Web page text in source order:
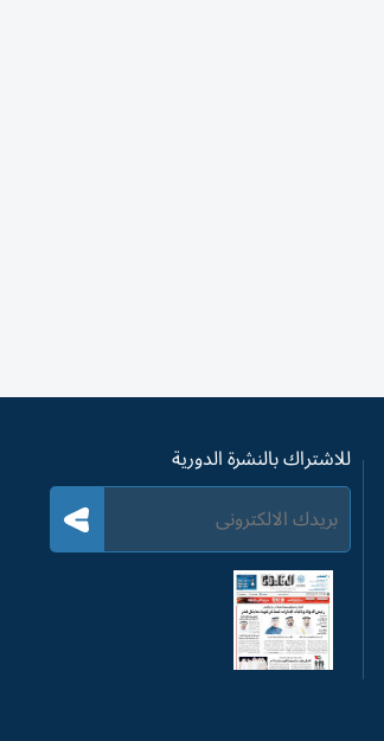
للاشتراك بالنشرة الدورية